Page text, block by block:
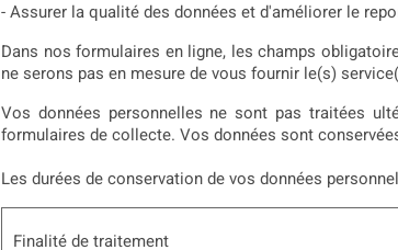
- Assurer la qualité des données et d'améliorer le
Dans nos formulaires en ligne, les champs
ne serons pas en mesure de vous fournir le(s)
Vos données personnelles ne sont pas traitées
formulaires de collecte. Vos données sont
Les durées de conservation de vos données
Finalité de traitement